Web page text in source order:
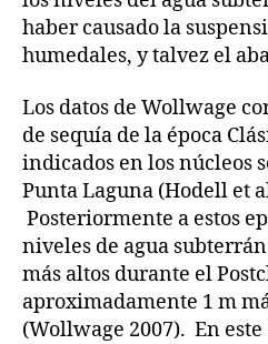
haber causado la
humedales, y talvez el
Los datos de Wollwage
de sequía de la época
indicados en los núcleos
Punta Laguna (Hodell et
Posteriormente a estos
niveles de agua
más altos durante el
aproximadamente 1 m
(Wollwage 2007). En